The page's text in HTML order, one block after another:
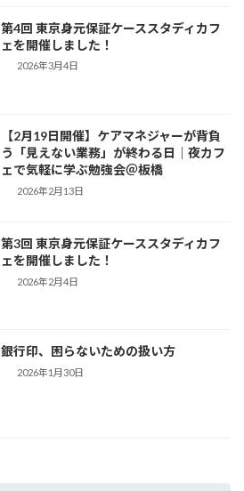
第4回 東京身元保証ケーススタディカフ
ェを開催しました！
2026年3月4日
【2月19日開催】ケアマネジャーが背負
う「見えない業務」が終わる日｜夜カフ
ェで気軽に学ぶ勉強会＠板橋
2026年2月13日
第3回 東京身元保証ケーススタディカフ
ェを開催しました！
2026年2月4日
銀行印、困らないための扱い方
2026年1月30日